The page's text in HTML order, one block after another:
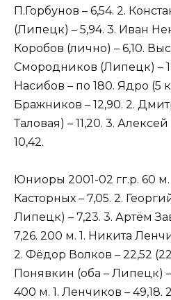
П.Горбунов – 6,54. 2.
(Липецк) – 5,94. 3. Иван
Коробов (лично) – 6,10.
Смородников (Липецк) –
Насибов – по 180. Ядро (5
Бражников – 12,90. 2.
Таловая) – 11,20. 3.
10,42.
Юниоры 2001-02 гг.р. 60
Касторных – 7,05. 2.
Липецк) – 7,23. 3. Артём
7,26. 200 м. 1. Никита
2. Фёдор Волков – 22,52
Понявкин (оба – Липецк) –
400 м. 1. Ленчиков –